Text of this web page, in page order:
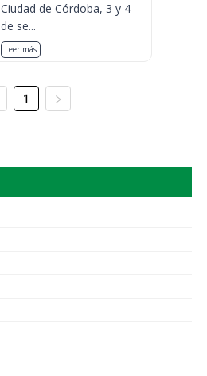
Ciudad de Córdoba, 3 y 4
de se...
Leer más
1